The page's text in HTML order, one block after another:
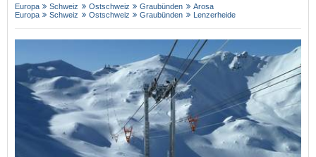
Europa Schweiz Ostschweiz Graubünden
Arosa
Europa
Schweiz Ostschweiz Graubünden Lenzerheide